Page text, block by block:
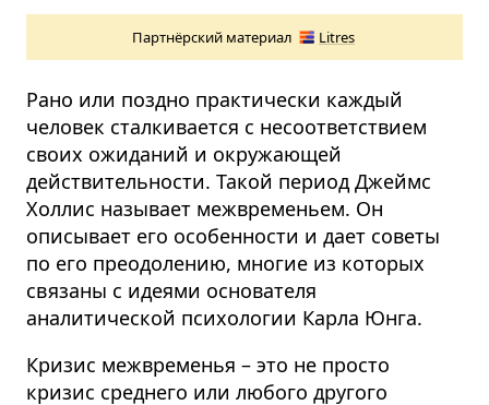
Партнёрский материал Litres
Рано или поздно практически каждый
человек сталкивается с несоответствием
своих ожиданий и окружающей
действительности. Такой период Джеймс
Холлис называет межвременьем. Он
описывает его особенности и дает советы
по его преодолению, многие из которых
связаны с идеями основателя
аналитической психологии Карла Юнга.
Кризис межвременья – это не просто
кризис среднего или любого другого